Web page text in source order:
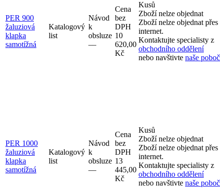
PER 900
žaluziová
klapka
samotížná
Katalogový
list
Návod
k
obsluze
–⁠–⁠
Cena
bez
DPH
10
620,00
Kč
Kusů
Zboží nelze objednat
Zboží nelze objednat přes
internet.
Kontaktujte specialisty z
obchodního oddělení
nebo navštivte naše
PER 1000
žaluziová
klapka
samotížná
Katalogový
list
Návod
k
obsluze
–⁠–⁠
Cena
bez
DPH
13
445,00
Kč
Kusů
Zboží nelze objednat
Zboží nelze objednat přes
internet.
Kontaktujte specialisty z
obchodního oddělení
nebo navštivte naše